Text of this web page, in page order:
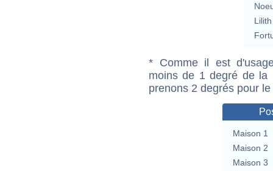
Lilith
* Comme il est
moins de 1 degré de la
prenons 2 degrés pour
Maison 1
Maison 2
Maison 3